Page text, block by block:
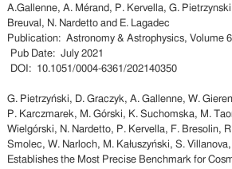
A.Gallenne, A. Mérand, P. Kervella, G.
Breuval, N. Nardetto and E. Lagadec
Publication: Astronomy & Astrophysics, Volume
Pub Date: July 2021
DOI: 10.1051/0004-6361/202140350
G. Pietrzyński, D. Graczyk, A. Gallenne, W.
P. Karczmarek, M. Górski, K. Suchomska, M.
Wielgórski, N. Nardetto, P. Kervella, F. Bresolin,
Smolec, W. Narloch, M. Kałuszyński, S.
Establishes the Most Precise Benchmark for